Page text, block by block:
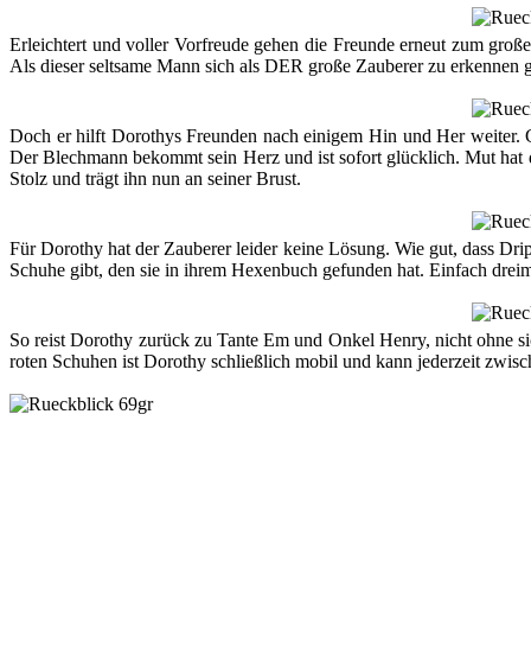
Erleichtert und voller Vorfreude gehen die Freunde erneut zum
Als dieser seltsame Mann sich als DER große Zauberer zu
Doch er hilft Dorothys Freunden nach einigem Hin und Her weiter.
Der Blechmann bekommt sein Herz und ist sofort glücklich. Mut
Stolz und trägt ihn nun an seiner Brust.
Für Dorothy hat der Zauberer leider keine Lösung. Wie gut, dass
Schuhe gibt, den sie in ihrem Hexenbuch gefunden hat. Einfach
So reist Dorothy zurück zu Tante Em und Onkel Henry, nicht ohne
roten Schuhen ist Dorothy schließlich mobil und kann jederzeit